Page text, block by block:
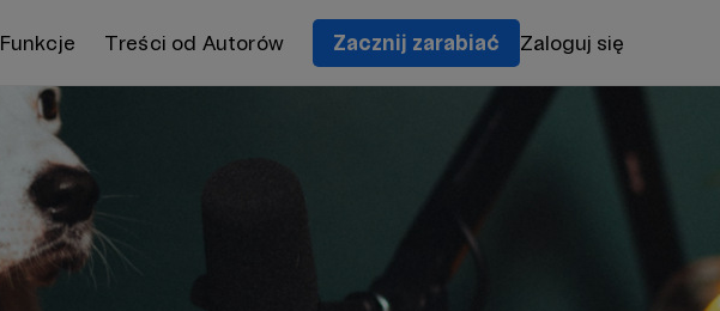
Funkcje Treści od Autorów Zacznij zarabiać Zaloguj się